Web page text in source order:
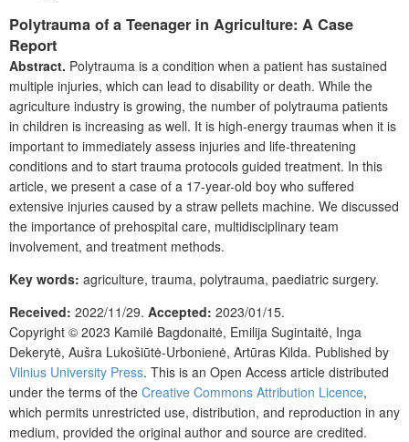
Polytrauma of a Teenager in Agriculture: A Case
Report
Abstract. Polytrauma is a condition when a patient has sustained
multiple injuries, which can lead to disability or death. While the
agriculture industry is growing, the number of polytrauma patients
in children is increasing as well. It is high-energy traumas when it is
important to immediately assess injuries and life-threatening
conditions and to start trauma protocols guided treatment. In this
article, we present a case of a 17-year-old boy who suffered
extensive injuries caused by a straw pellets machine. We discussed
the importance of prehospital care, multidisciplinary team
involvement, and treatment methods.
Key words: agriculture, trauma, polytrauma, paediatric surgery.
Received: 2022/11/29. Accepted: 2023/01/15.
Copyright © 2023 Kamilė Bagdonaitė, Emilija Sugintaitė, Inga
Dekerytė, Aušra Lukošiūtė-Urbonienė, Artūras Kilda. Published by
Vilnius University Press. This is an Open Access article distributed
under the terms of the Creative Commons Attribution Licence,
which permits unrestricted use, distribution, and reproduction in any
medium, provided the original author and source are credited.